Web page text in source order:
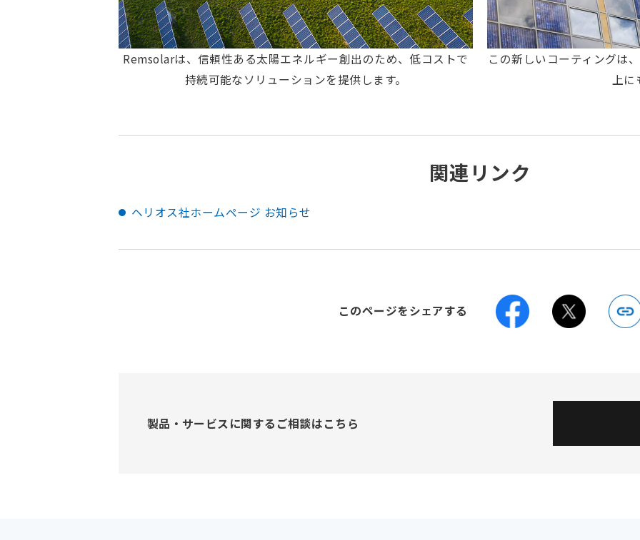
Remsolarは、信頼性ある太陽エネルギー創出のため、低コストで
持続可能なソリューションを提供します。
この新しいコーティングは
上に
関連リンク
ヘリオス社ホームページ お知らせ
このページをシェアする
製品・サービスに関するご相談はこちら